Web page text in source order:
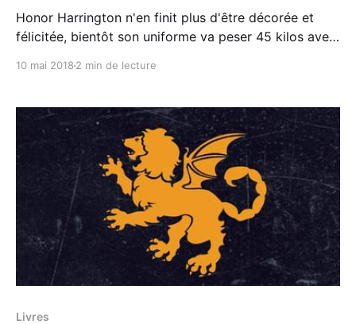
Honor Harrington n'en finit plus d'être décorée et
félicitée, bientôt son uniforme va peser 45 kilos avec
de tous
10 mai 2018 2 min de lecture
Livres